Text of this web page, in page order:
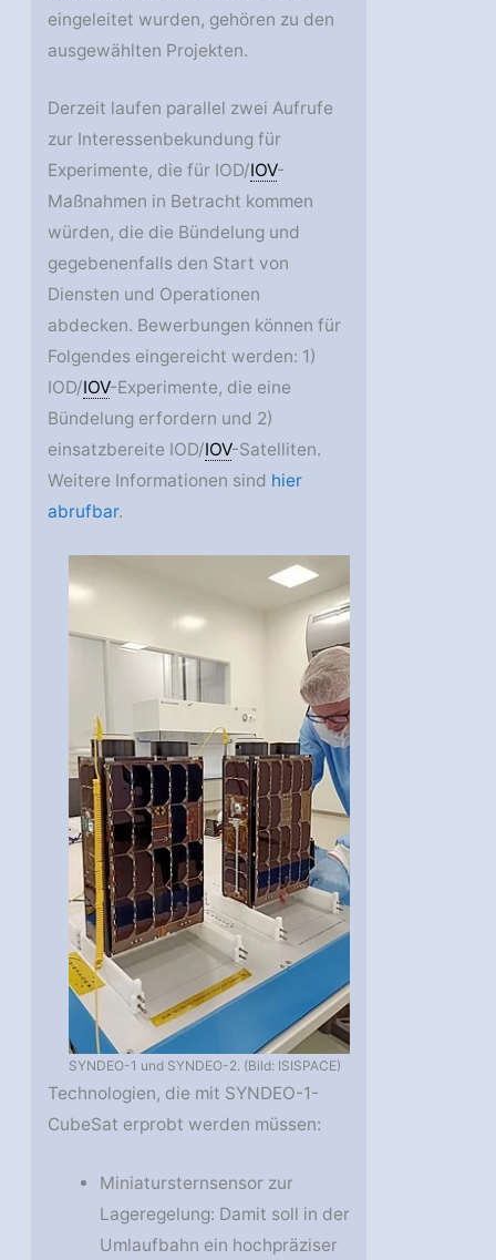
eingeleitet wurden, gehören zu den
ausgewählten Projekten.
Derzeit laufen parallel zwei Aufrufe
zur Interessenbekundung für
Experimente, die für IOD/IOV-
Maßnahmen in Betracht kommen
würden, die die Bündelung und
gegebenenfalls den Start von
Diensten und Operationen
abdecken. Bewerbungen können für
Folgendes eingereicht werden: 1)
IOD/IOV-Experimente, die eine
Bündelung erfordern und 2)
einsatzbereite IOD/IOV-Satelliten.
Weitere Informationen sind hier
abrufbar.
SYNDEO-1 und SYNDEO-2. (Bild: ISISPACE)
Technologien, die mit SYNDEO-1-
CubeSat erprobt werden müssen:
Miniatursternsensor zur
Lageregelung: Damit soll in der
Umlaufbahn ein hochpräziser